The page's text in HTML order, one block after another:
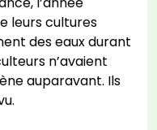
leurs cultures
des eaux durant
n’avaient
auparavant. Ils